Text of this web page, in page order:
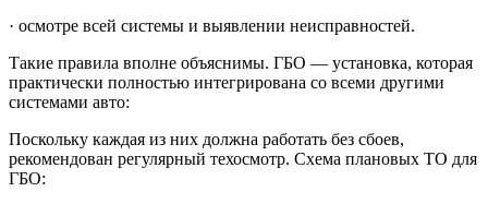
· осмотре всей системы и выявлении неисправностей.
Такие правила вполне объяснимы. ГБО — установка, которая
практически полностью интегрирована со всеми другими
системами авто:
Поскольку каждая из них должна работать без сбоев,
рекомендован регулярный техосмотр. Схема плановых ТО для
ГБО: